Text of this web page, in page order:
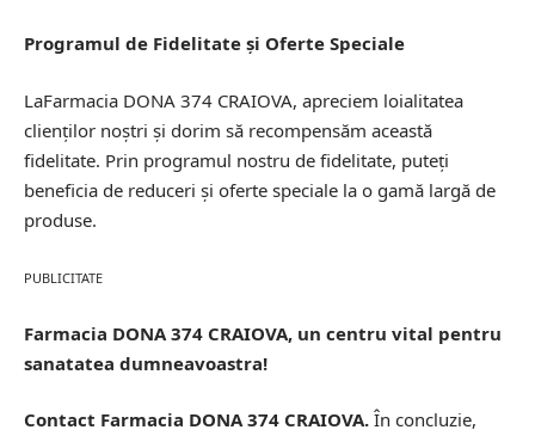
Programul de Fidelitate și Oferte Speciale
LaFarmacia DONA 374 CRAIOVA, apreciem loialitatea
clienților noștri și dorim să recompensăm această
fidelitate. Prin programul nostru de fidelitate, puteți
beneficia de reduceri și oferte speciale la o gamă largă de
produse.
PUBLICITATE
Farmacia DONA 374 CRAIOVA, un centru vital pentru
sanatatea dumneavoastra!
Contact Farmacia DONA 374 CRAIOVA. În concluzie,